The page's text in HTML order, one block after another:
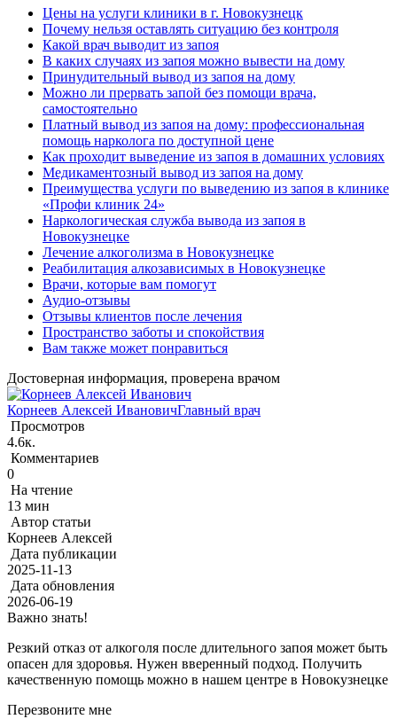
Цены на услуги клиники в г. Новокузнецк
Почему нельзя оставлять ситуацию без контроля
Какой врач выводит из запоя
В каких случаях из запоя можно вывести на дому
Принудительный вывод из запоя на дому
Можно ли прервать запой без помощи врача,
самостоятельно
Платный вывод из запоя на дому: профессиональная
помощь нарколога по доступной цене
Как проходит выведение из запоя в домашних условиях
Медикаментозный вывод из запоя на дому
Преимущества услуги по выведению из запоя в клинике
«Профи клиник 24»
Наркологическая служба вывода из запоя в
Новокузнецке
Лечение алкоголизма в Новокузнецке
Реабилитация алкозависимых в Новокузнецке
Врачи, которые вам помогут
Аудио-отзывы
Отзывы клиентов после лечения
Пространство заботы и спокойствия
Вам также может понравиться
Достоверная информация, проверена врачом
Корнеев Алексей ИвановичГлавный врач
Просмотров
4.6к.
Комментариев
0
На чтение
13 мин
Автор статьи
Корнеев Алексей
Дата публикации
2025-11-13
Дата обновления
2026-06-19
Важно знать!
Резкий отказ от алкоголя после длительного запоя может быть
опасен для здоровья. Нужен вверенный подход. Получить
качественную помощь можно в нашем центре в Новокузнецке
Перезвоните мне